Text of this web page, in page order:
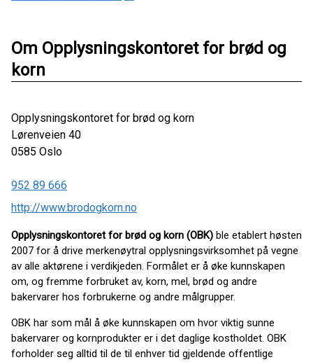
Om Opplysningskontoret for brød og
korn
Opplysningskontoret for brød og korn
Lørenveien 40
0585 Oslo
952 89 666
http://www.brodogkorn.no
Opplysningskontoret for brød og korn (OBK) ble etablert høsten
2007 for å drive merkenøytral opplysningsvirksomhet på vegne
av alle aktørene i verdikjeden. Formålet er å øke kunnskapen
om, og fremme forbruket av, korn, mel, brød og andre
bakervarer hos forbrukerne og andre målgrupper.
OBK har som mål å øke kunnskapen om hvor viktig sunne
bakervarer og kornprodukter er i det daglige kostholdet. OBK
forholder seg alltid til de til enhver tid gjeldende offentlige